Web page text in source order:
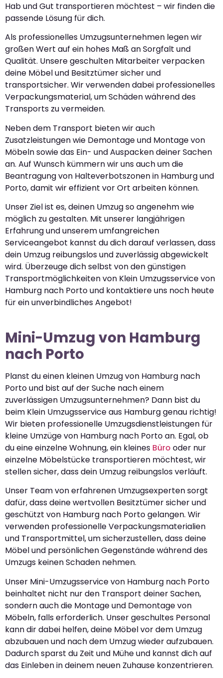
Hab und Gut transportieren möchtest – wir finden die
passende Lösung für dich.
Als professionelles Umzugsunternehmen legen wir
großen Wert auf ein hohes Maß an Sorgfalt und
Qualität. Unsere geschulten Mitarbeiter verpacken
deine Möbel und Besitztümer sicher und
transportsicher. Wir verwenden dabei professionelles
Verpackungsmaterial, um Schäden während des
Transports zu vermeiden.
Neben dem Transport bieten wir auch
Zusatzleistungen wie Demontage und Montage von
Möbeln sowie das Ein- und Auspacken deiner Sachen
an. Auf Wunsch kümmern wir uns auch um die
Beantragung von Halteverbotszonen in Hamburg und
Porto, damit wir effizient vor Ort arbeiten können.
Unser Ziel ist es, deinen Umzug so angenehm wie
möglich zu gestalten. Mit unserer langjährigen
Erfahrung und unserem umfangreichen
Serviceangebot kannst du dich darauf verlassen, dass
dein Umzug reibungslos und zuverlässig abgewickelt
wird. Überzeuge dich selbst von den günstigen
Transportmöglichkeiten von Klein Umzugsservice von
Hamburg nach Porto und kontaktiere uns noch heute
für ein unverbindliches Angebot!
Mini-Umzug von Hamburg
nach Porto
Planst du einen kleinen Umzug von Hamburg nach
Porto und bist auf der Suche nach einem
zuverlässigen Umzugsunternehmen? Dann bist du
beim Klein Umzugsservice aus Hamburg genau richtig!
Wir bieten professionelle Umzugsdienstleistungen für
kleine Umzüge von Hamburg nach Porto an. Egal, ob
du eine einzelne Wohnung, ein kleines Büro oder nur
einzelne Möbelstücke transportieren möchtest, wir
stellen sicher, dass dein Umzug reibungslos verläuft.
Unser Team von erfahrenen Umzugsexperten sorgt
dafür, dass deine wertvollen Besitztümer sicher und
geschützt von Hamburg nach Porto gelangen. Wir
verwenden professionelle Verpackungsmaterialien
und Transportmittel, um sicherzustellen, dass deine
Möbel und persönlichen Gegenstände während des
Umzugs keinen Schaden nehmen.
Unser Mini-Umzugsservice von Hamburg nach Porto
beinhaltet nicht nur den Transport deiner Sachen,
sondern auch die Montage und Demontage von
Möbeln, falls erforderlich. Unser geschultes Personal
kann dir dabei helfen, deine Möbel vor dem Umzug
abzubauen und nach dem Umzug wieder aufzubauen.
Dadurch sparst du Zeit und Mühe und kannst dich auf
das Einleben in deinem neuen Zuhause konzentrieren.